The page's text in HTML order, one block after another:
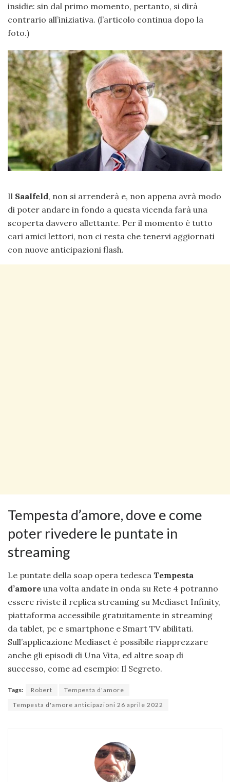
insidie: sin dal primo momento, pertanto, si dirà
contrario all’iniziativa. (l’articolo continua dopo la
foto.)
Il Saalfeld, non si arrenderà e, non appena avrà modo
di poter andare in fondo a questa vicenda farà una
scoperta davvero allettante. Per il momento è tutto
cari amici lettori, non ci resta che tenervi aggiornati
con nuove anticipazioni flash.
Tempesta d’amore, dove e come
poter rivedere le puntate in
streaming
Le puntate della soap opera tedesca Tempesta
d’amore una volta andate in onda su Rete 4 potranno
essere riviste il replica streaming su Mediaset Infinity,
piattaforma accessibile gratuitamente in streaming
da tablet, pc e smartphone e Smart TV abilitati.
Sull’applicazione Mediaset è possibile riapprezzare
anche gli episodi di Una Vita, ed altre soap di
successo, come ad esempio: Il Segreto.
Tags: Robert
Tempesta d'amore
Tempesta d'amore anticipazioni 26 aprile 2022